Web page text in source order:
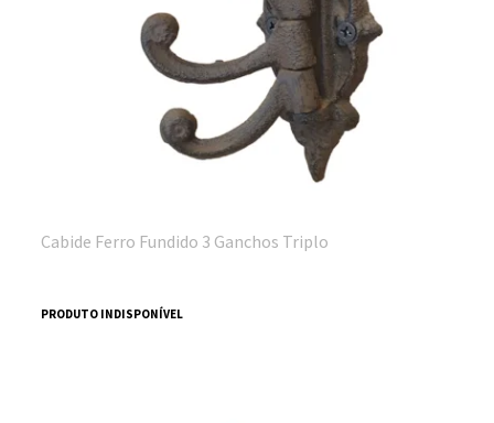
Cabide Ferro Fundido 3 Ganchos Triplo
PRODUTO INDISPONÍVEL